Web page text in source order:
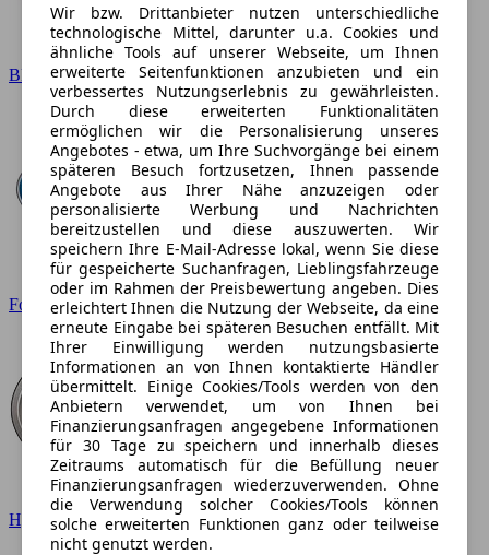
BMW
Ford
Hyundai
Wir bzw. Drittanbieter nutzen unterschiedliche
technologische Mittel, darunter u.a. Cookies und
ähnliche Tools auf unserer Webseite, um Ihnen
erweiterte Seitenfunktionen anzubieten und ein
verbessertes Nutzungserlebnis zu gewährleisten.
Durch diese erweiterten Funktionalitäten
ermöglichen wir die Personalisierung unseres
Angebotes - etwa, um Ihre Suchvorgänge bei einem
späteren Besuch fortzusetzen, Ihnen passende
Angebote aus Ihrer Nähe anzuzeigen oder
personalisierte Werbung und Nachrichten
bereitzustellen und diese auszuwerten. Wir
speichern Ihre E-Mail-Adresse lokal, wenn Sie diese
für gespeicherte Suchanfragen, Lieblingsfahrzeuge
oder im Rahmen der Preisbewertung angeben. Dies
erleichtert Ihnen die Nutzung der Webseite, da eine
erneute Eingabe bei späteren Besuchen entfällt. Mit
Ihrer Einwilligung werden nutzungsbasierte
Informationen an von Ihnen kontaktierte Händler
übermittelt. Einige Cookies/Tools werden von den
Anbietern verwendet, um von Ihnen bei
Finanzierungsanfragen angegebene Informationen
für 30 Tage zu speichern und innerhalb dieses
Zeitraums automatisch für die Befüllung neuer
Finanzierungsanfragen wiederzuverwenden. Ohne
die Verwendung solcher Cookies/Tools können
solche erweiterten Funktionen ganz oder teilweise
nicht genutzt werden.